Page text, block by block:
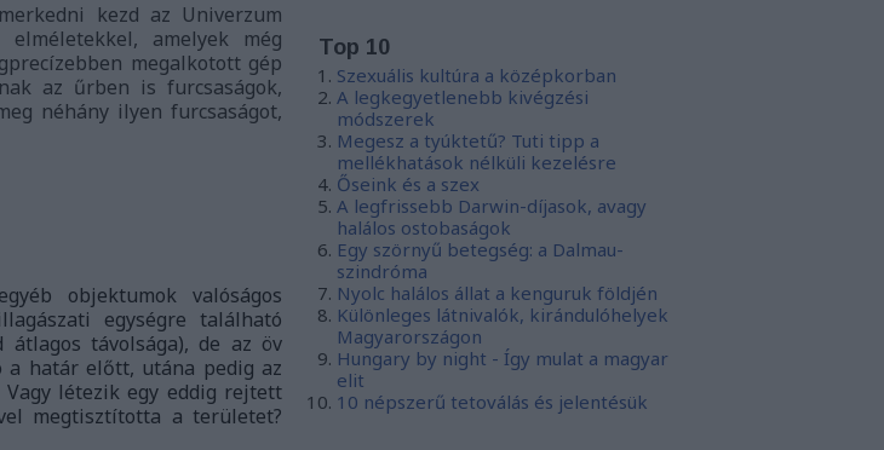
kezd az Univerzum
amelyek még
megalkotott gép
az űrben is furcsaságok,
néhány ilyen furcsaságot,
objektumok valóságos
egységre található
átlagos távolsága), de az öv
a határ előtt, utána pedig az
létezik egy eddig rejtett
megtisztította a területet?
Top 10
Szexuális kultúra a középkorban
A legkegyetlenebb kivégzési
módszerek
Megesz a tyúktetű? Tuti tipp a
mellékhatások nélküli kezelésre
Őseink és a szex
A legfrissebb Darwin-díjasok, avagy
halálos ostobaságok
Egy szörnyű betegség: a Dalmau-
szindróma
Nyolc halálos állat a kenguruk földjén
Különleges látnivalók, kirándulóhelyek
Magyarországon
Hungary by night - Így mulat a magyar
elit
10 népszerű tetoválás és jelentésük